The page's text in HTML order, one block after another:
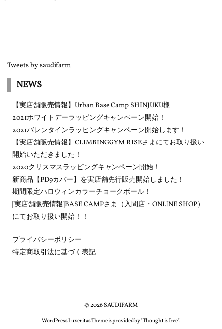
Tweets by saudifarm
NEWS
【実店舗販売情報】Urban Base Camp SHINJUKU様
2021ホワイトデーラッピングキャンペーン開始！
2021バレンタインラッピングキャンペーン開始します！
【実店舗販売情報】CLIMBINGGYM RISEさまにてお取り扱い
開始いただきました！
2020クリスマスラッピングキャンペーン開始！
新商品【PD9カバー】を実店舗先行販売開始しました！
期間限定ハロウィンカラーチョークボール！
[実店舗販売情報]BASE CAMPさま（入間店・ONLINE SHOP）
にてお取り扱い開始！！
プライバシーポリシー
特定商取引法に基づく表記
©2026SAUDIFARM
WordPress Luxeritas Theme is provided by "Thought is free".